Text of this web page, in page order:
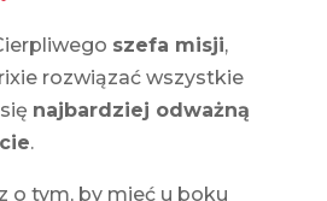
szefa misji,
rozwiązać wszystkie
najbardziej odważną
.
o tym, by mieć u boku